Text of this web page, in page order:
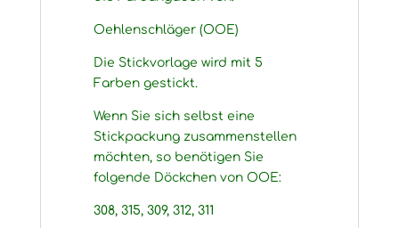
Oehlenschläger (OOE)
Die Stickvorlage wird mit 5
Farben gestickt.
Wenn Sie sich selbst eine
Stickpackung zusammenstellen
möchten, so benötigen Sie
folgende Döckchen von OOE:
308, 315, 309, 312, 311